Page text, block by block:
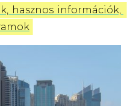
hasznos információk,